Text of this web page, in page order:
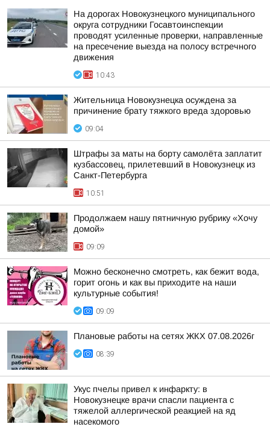
На дорогах Новокузнецкого муниципального
округа сотрудники Госавтоинспекции
проводят усиленные проверки, направленные
на пресечение выезда на полосу встречного
движения
10:43
Жительница Новокузнецка осуждена за
причинение брату тяжкого вреда здоровью
09:04
Штрафы за маты на борту самолёта заплатит
кузбассовец, прилетевший в Новокузнецк из
Санкт-Петербурга
10:51
Продолжаем нашу пятничную рубрику «Хочу
домой»
09:09
Можно бесконечно смотреть, как бежит вода,
горит огонь и как вы приходите на наши
культурные события!
09:09
Плановые работы на сетях ЖКХ 07.08.2026г
08:39
Укус пчелы привел к инфаркту: в
Новокузнецке врачи спасли пациента с
тяжелой аллергической реакцией на яд
насекомого